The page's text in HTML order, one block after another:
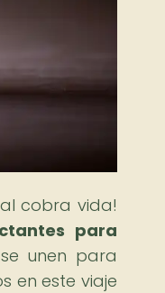
cobra vida!
para
unen para
en este viaje